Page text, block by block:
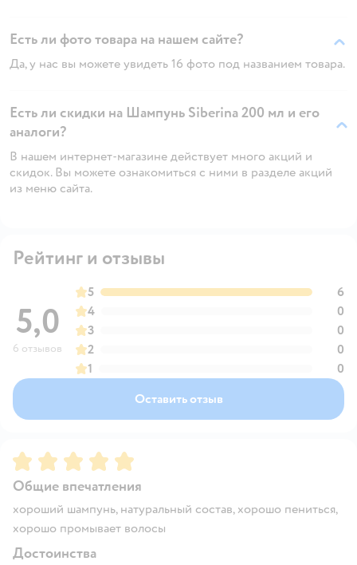
Есть ли фото товара на нашем сайте?
Да, у нас вы можете увидеть 16 фото под названием товара.
Есть ли скидки на Шампунь Siberina 200 мл и его
аналоги?
В нашем интернет-магазине действует много акций и
скидок. Вы можете ознакомиться с ними в разделе акций
из меню сайта.
Рейтинг и отзывы
5,0
6 отзывов
5
6
4
0
3
0
2
0
1
0
Оставить отзыв
Рейтинг:5
Общие впечатления
хороший шампунь, натуральный состав, хорошо пениться,
хорошо промывает волосы
Достоинства